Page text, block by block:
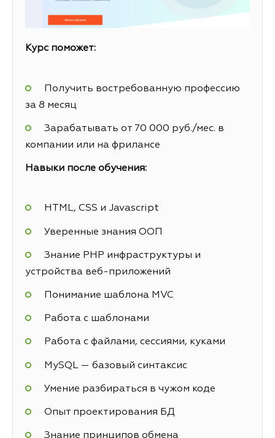
Курс поможет:
Получить востребованную профессию
за 8 месяц
Зарабатывать от 70 000 руб./мес. в
компании или на фрилансе
Навыки после обучения:
HTML, CSS и Javascript
Уверенные знания ООП
Знание PHP инфраструктуры и
устройства веб-приложений
Понимание шаблона MVC
Работа с шаблонами
Работа с файлами, сессиями, куками
MySQL — базовый синтаксис
Умение разбираться в чужом коде
Опыт проектирования БД
Знание принципов обмена